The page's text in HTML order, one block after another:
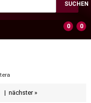
SUCHEN
0
0
| nächster »